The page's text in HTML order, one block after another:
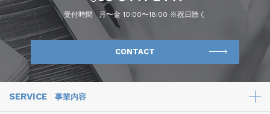
受付時間 月〜金 10:00〜18:00 ※祝日除く
CONTACT
SERVICE 事業内容